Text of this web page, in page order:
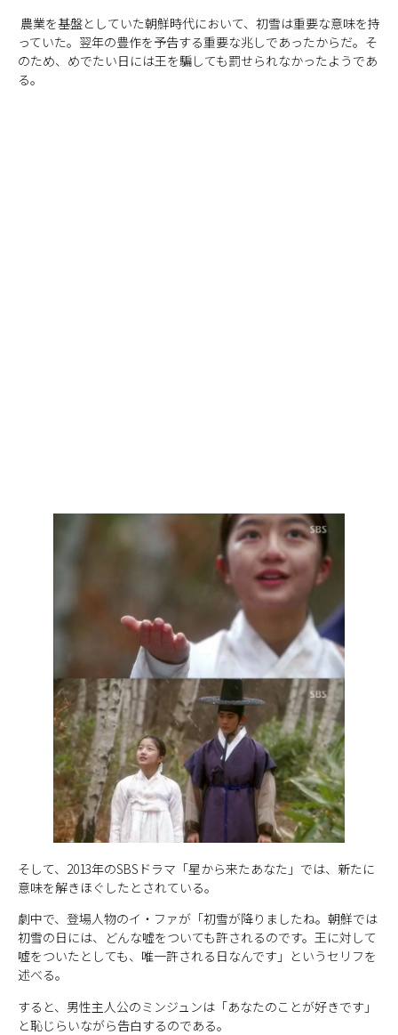
農業を基盤としていた朝鮮時代において、初雪は重要な意味を持
っていた。翌年の豊作を予告する重要な兆しであったからだ。そ
のため、めでたい日には王を騙しても罰せられなかったようであ
る。
そして、2013年のSBSドラマ「星から来たあなた」では、新たに
意味を解きほぐしたとされている。
劇中で、登場人物のイ・ファが「初雪が降りましたね。朝鮮では
初雪の日には、どんな嘘をついても許されるのです。王に対して
嘘をついたとしても、唯一許される日なんです」というセリフを
述べる。
すると、男性主人公のミンジュンは「あなたのことが好きです」
と恥じらいながら告白するのである。